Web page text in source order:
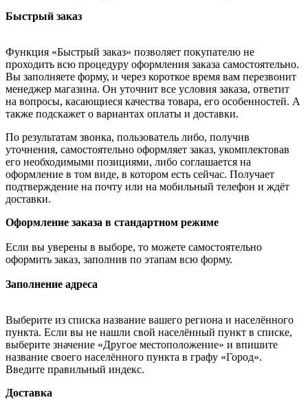
Быстрый заказ
Функция «Быстрый заказ» позволяет покупателю не
проходить всю процедуру оформления заказа самостоятельно.
Вы заполняете форму, и через короткое время вам перезвонит
менеджер магазина. Он уточнит все условия заказа, ответит
на вопросы, касающиеся качества товара, его особенностей. А
также подскажет о вариантах оплаты и доставки.
По результатам звонка, пользователь либо, получив
уточнения, самостоятельно оформляет заказ, укомплектовав
его необходимыми позициями, либо соглашается на
оформление в том виде, в котором есть сейчас. Получает
подтверждение на почту или на мобильный телефон и ждёт
доставки.
Оформление заказа в стандартном режиме
Если вы уверены в выборе, то можете самостоятельно
оформить заказ, заполнив по этапам всю форму.
Заполнение адреса
Выберите из списка название вашего региона и населённого
пункта. Если вы не нашли свой населённый пункт в списке,
выберите значение «Другое местоположение» и впишите
название своего населённого пункта в графу «Город».
Введите правильный индекс.
Доставка